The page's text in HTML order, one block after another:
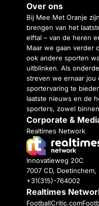
Over ons
Bij Mee Met Oranje
brengen van het
elftal – van de heren
Maar we gaan verder
ook andere sporten
uitblinken. Als
streven we ernaar jou
sportervaring te
laatste nieuws en de
sporters, zowel
Corporate &
Realtimes Network
Innovatieweg 20C
7007 CD,
+31(315)-764002
Realtimes
FootballCritic.com